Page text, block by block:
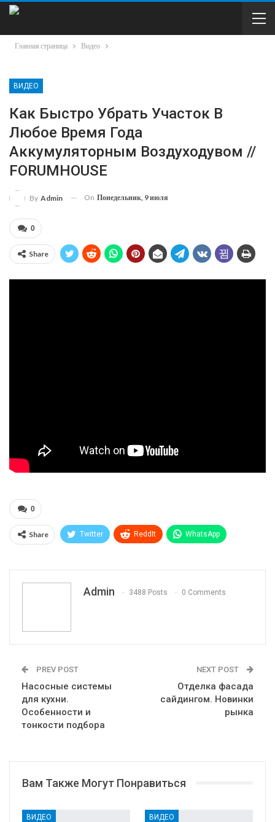
Главная страница Видео
ВИДЕО
Как Быстро Убрать Участок В
Любое Время Года
Аккумуляторным Воздуходувом //
FORUMHOUSE
By Admin On Понедельник, 9 июля
0
Share
0
Share Twitter ReddIt WhatsApp
Admin 3488 Posts 0 Comments
PREV POST
Насосные системы
для кухни.
Особенности и
тонкости подбора
NEXT POST
Отделка фасада
сайдингом. Новинки
рынка
Вам Также Могут Понравиться
ВИДЕО ВИДЕО